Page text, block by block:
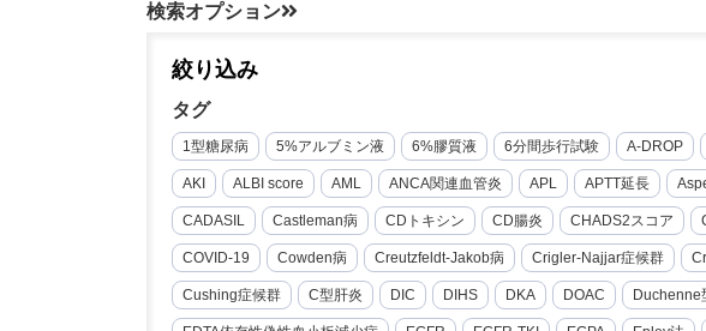
検索オプション
絞り込み
タグ
1型糖尿病 5%アルブミン液 6%膠質液 6分間歩行試験 A-DROP
AKI ALBI score AML ANCA関連血管炎 APL APTT延長
CADASIL Castleman病 CDトキシン CD腸炎 CHADS2スコア
COVID-19 Cowden病 Creutzfeldt-Jakob病 Crigler-Najjar症候群
Cushing症候群 C型肝炎 DIC DIHS DKA DOAC Duchenne